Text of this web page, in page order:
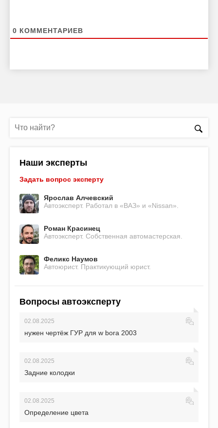
0 КОММЕНТАРИЕВ
Наши эксперты
Задать вопрос эксперту
Ярослав Алчевский
Автоэксперт. Работал в «ВАЗ» и «Nissan».
Роман Красинец
Автоэксперт. Собственная автомастерская.
Феликс Наумов
Автоюрист. Практикующий юрист.
Вопросы автоэксперту
02.08.2025
нужен чертёж ГУР для w bora 2003
02.08.2025
Задние колодки
02.08.2025
Определение цвета